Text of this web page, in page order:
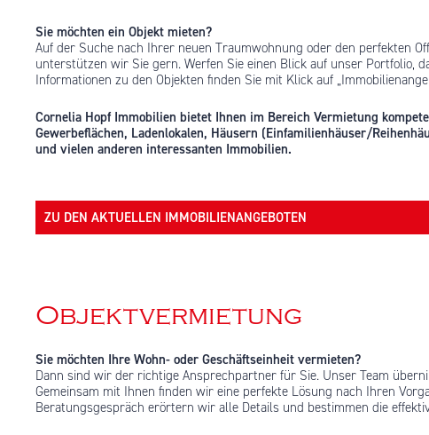
Sie möchten ein Objekt mieten?
Auf der Suche nach Ihrer neuen Traumwohnung oder den perfekten
unterstützen wir Sie gern. Werfen Sie einen Blick auf unser Portfolio,
Informationen zu den Objekten finden Sie mit Klick auf
Cornelia Hopf Immobilien bietet Ihnen im Bereich Vermietung
Gewerbeflächen, Ladenlokalen, Häusern (Einfamilienhäuser/
und vielen anderen interessanten Immobilien.
ZU DEN AKTUELLEN IMMOBILIENANGEBOTEN
Objektvermietung
Sie möchten Ihre Wohn- oder Geschäftseinheit vermieten?
Dann sind wir der richtige Ansprechpartner für Sie. Unser Team
Gemeinsam mit Ihnen finden wir eine perfekte Lösung nach Ihren
Beratungsgespräch erörtern wir alle Details und bestimmen die